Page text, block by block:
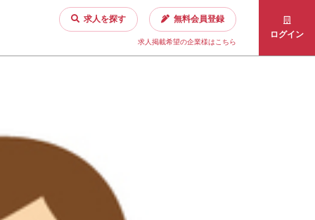
求人を探す 無料会員登録
求人掲載希望の企業様はこちら
ログイン